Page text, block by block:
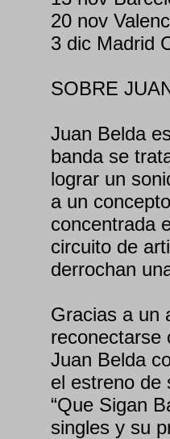
20 nov
3 dic Madrid
SOBRE
Juan Belda
banda se
lograr un
a un
concentrada
circuito de
derrochan
Gracias a un
reconectarse
Juan Belda
el estreno de
“Que Sigan
singles y su